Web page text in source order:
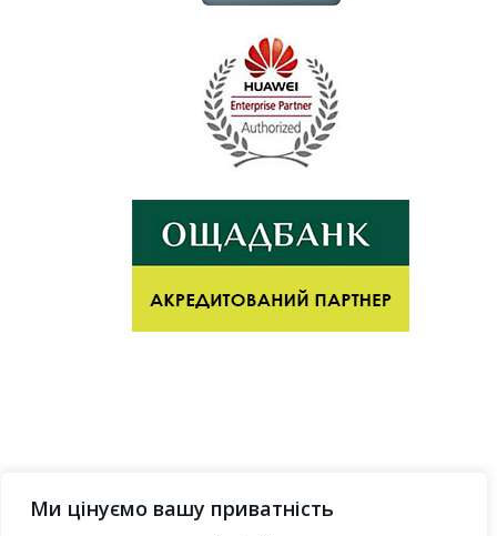
Ми цінуємо вашу приватність